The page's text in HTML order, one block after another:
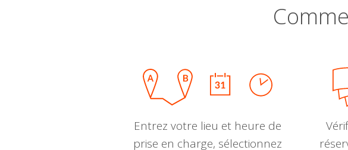
Entrez votre lieu et heure de
prise en charge, sélectionnez